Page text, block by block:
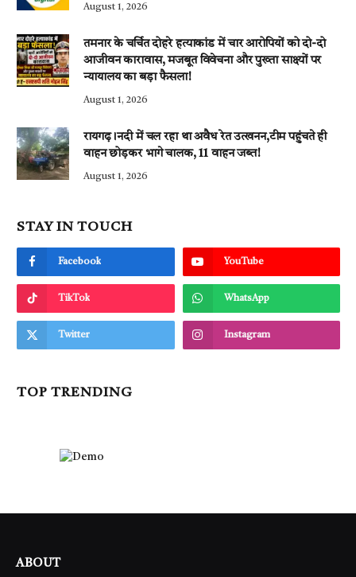
August 1, 2026
तमनार के चर्चित दोहरे हत्याकांड में चार आरोपियों को दो-दो
आजीवन कारावास, मजबूत विवेचना और पुख्ता साक्ष्यों पर
न्यायालय का बड़ा फैसला!
August 1, 2026
रायगढ़।नदी में चल रहा था अवैध रेत उत्खनन,टीम पहुंचते ही
वाहन छोड़कर भागे चालक, 11 वाहन जब्त!
August 1, 2026
STAY IN TOUCH
Facebook YouTube
TikTok WhatsApp
Twitter Instagram
TOP TRENDING
ABOUT